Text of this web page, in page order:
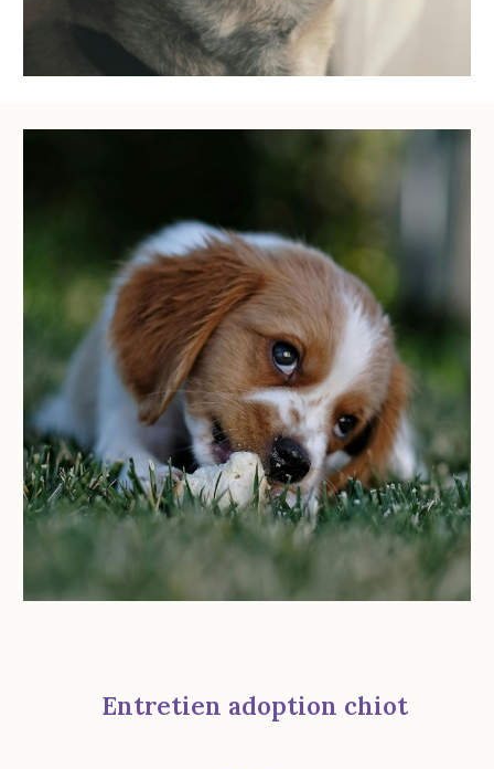
Entretien adoption chiot